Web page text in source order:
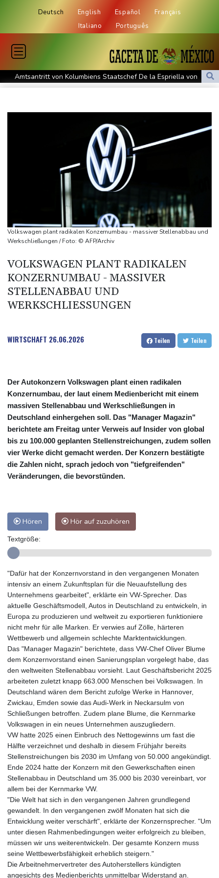
Deutsch English Español
Français
Italiano
Português
Amtsantritt von Kolumbiens Staatschef De la Espriella von
Gewalt überschattet
Lionel Messi trauert um Vater und langjährigen Manager Jorge
DAK-Analyse: ADHS-Neudiagnosen bei Kindern deutlich
Sohn: Krebs von Ex-Präsident Biden hat sich ausgebreitet und
Metastasen gebildet
Iran stellt harte Bedingungen für Öffnung der Straße von
Hormus
Trauerflor und Schweigeminute: Inter Miami trauert mit Messi
Zwei Bombenanschläge in Kolumbien an erstem Tag im Amt des
neuen Präsidenten Espriella
Volkswagen plant radikalen Konzernumbau - massiver Stellenabbau und
Werkschließungen / Foto: © AFP/Archiv
VOLKSWAGEN PLANT RADIKALEN
KONZERNUMBAU - MASSIVER
STELLENABBAU UND
WERKSCHLIESSUNGEN
WIRTSCHAFT 26.06.2026 Teilen Teilen
Der Autokonzern Volkswagen plant einen radikalen
Konzernumbau, der laut einem Medienbericht mit einem
massiven Stellenabbau und Werkschließungen in
Deutschland einhergehen soll. Das "Manager Magazin"
berichtete am Freitag unter Verweis auf Insider von global
bis zu 100.000 geplanten Stellenstreichungen, zudem sollen
vier Werke dicht gemacht werden. Der Konzern bestätigte
die Zahlen nicht, sprach jedoch von "tiefgreifenden"
Veränderungen, die bevorstünden.
Hören Hör auf zuzuhören
Textgröße:
"Dafür hat der Konzernvorstand in den vergangenen Monaten
intensiv an einem Zukunftsplan für die Neuaufstellung des
Unternehmens gearbeitet", erklärte ein VW-Sprecher. Das
aktuelle Geschäftsmodell, Autos in Deutschland zu entwickeln, in
Europa zu produzieren und weltweit zu exportieren funktioniere
nicht mehr für alle Marken. Er verwies auf Zölle, härteren
Wettbewerb und allgemein schlechte Marktentwicklungen.
Das "Manager Magazin" berichtete, dass VW-Chef Oliver Blume
dem Konzernvorstand einen Sanierungsplan vorgelegt habe, das
den weltweiten Stellenabbau vorsieht. Laut Geschäftsbericht 2025
arbeiteten zuletzt knapp 663.000 Menschen bei Volkswagen. In
Deutschland wären dem Bericht zufolge Werke in Hannover,
Zwickau, Emden sowie das Audi-Werk in Neckarsulm von
Schließungen betroffen. Zudem plane Blume, die Kernmarke
Volkswagen in ein neues Unternehmen auszugliedern.
VW hatte 2025 einen Einbruch des Nettogewinns um fast die
Hälfte verzeichnet und deshalb in diesem Frühjahr bereits
Stellenstreichungen bis 2030 im Umfang von 50.000 angekündigt.
Ende 2024 hatte der Konzern mit den Gewerkschaften einen
Stellenabbau in Deutschland um 35.000 bis 2030 vereinbart, vor
allem bei der Kernmarke VW.
"Die Welt hat sich in den vergangenen Jahren grundlegend
gewandelt. In den vergangenen zwölf Monaten hat sich die
Entwicklung weiter verschärft", erklärte der Konzernsprecher. "Um
unter diesen Rahmenbedingungen weiter erfolgreich zu bleiben,
müssen wir uns weiterentwickeln. Der gesamte Konzern muss
seine Wettbewerbsfähigkeit erheblich steigern."
Die Arbeitnehmervertreter des Autoherstellers kündigten
angesichts des Medienberichts unmittelbar Widerstand an.